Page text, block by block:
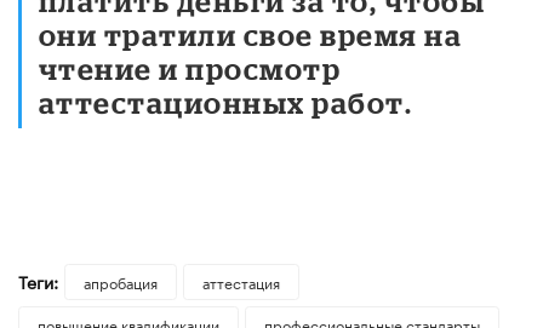
они тратили свое время на
чтение и просмотр
аттестационных работ.
Теги: апробация
аттестация